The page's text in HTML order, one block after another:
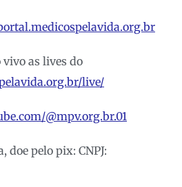
as lives do
live/
@mpv.org.br.01
doe pelo pix: CNPJ: